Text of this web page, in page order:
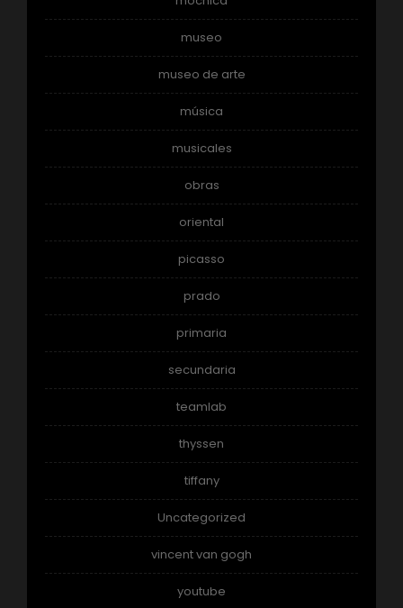
museo
museo de arte
música
musicales
obras
oriental
picasso
prado
primaria
secundaria
teamlab
thyssen
tiffany
Uncategorized
vincent van gogh
youtube